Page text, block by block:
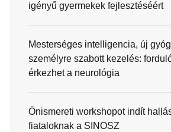
igényű gyermekek fejlesztéséért
Mesterséges intelligencia, új
személyre szabott kezelés:
érkezhet a neurológia
Önismereti workshopot indít
fiataloknak a SINOSZ